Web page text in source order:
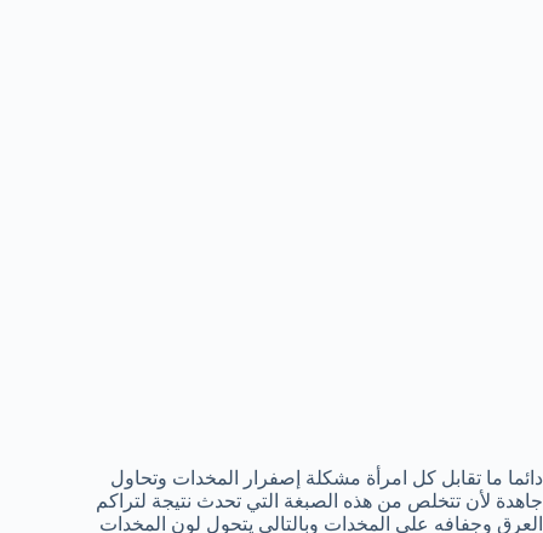
دائما ما تقابل كل امرأة مشكلة إصفرار المخدات وتحاول
جاهدة لأن تتخلص من هذه الصبغة التي تحدث نتيجة لتراكم
العرق وجفافه على المخدات وبالتالي يتحول لون المخدات